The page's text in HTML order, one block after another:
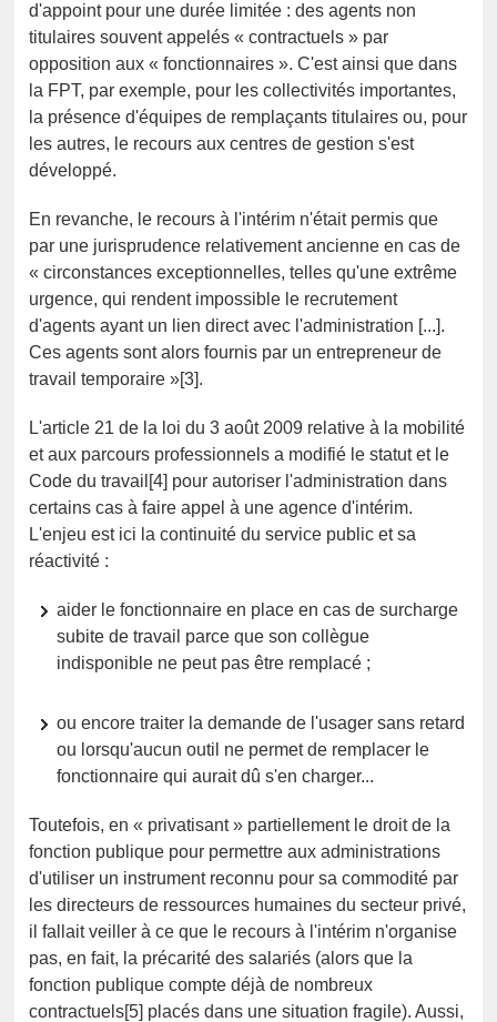
d'appoint pour une durée limitée : des agents non
titulaires souvent appelés « contractuels » par
opposition aux « fonctionnaires ». C'est ainsi que dans
la FPT, par exemple, pour les collectivités importantes,
la présence d'équipes de remplaçants titulaires ou, pour
les autres, le recours aux centres de gestion s'est
développé.
En revanche, le recours à l'intérim n'était permis que
par une jurisprudence relativement ancienne en cas de
« circonstances exceptionnelles, telles qu'une extrême
urgence, qui rendent impossible le recrutement
d'agents ayant un lien direct avec l'administration [...].
Ces agents sont alors fournis par un entrepreneur de
travail temporaire »[3].
L'article 21 de la loi du 3 août 2009 relative à la mobilité
et aux parcours professionnels a modifié le statut et le
Code du travail[4] pour autoriser l'administration dans
certains cas à faire appel à une agence d'intérim.
L'enjeu est ici la continuité du service public et sa
réactivité :
aider le fonctionnaire en place en cas de surcharge
subite de travail parce que son collègue
indisponible ne peut pas être remplacé ;
ou encore traiter la demande de l'usager sans retard
ou lorsqu'aucun outil ne permet de remplacer le
fonctionnaire qui aurait dû s'en charger...
Toutefois, en « privatisant » partiellement le droit de la
fonction publique pour permettre aux administrations
d'utiliser un instrument reconnu pour sa commodité par
les directeurs de ressources humaines du secteur privé,
il fallait veiller à ce que le recours à l'intérim n'organise
pas, en fait, la précarité des salariés (alors que la
fonction publique compte déjà de nombreux
contractuels[5] placés dans une situation fragile). Aussi,